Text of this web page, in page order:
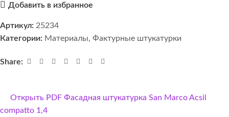
Добавить в избранное
Артикул: 25234
Категории: Материалы, Фактурные штукатурки
Share:
Открыть PDF Фасадная штукатурка San Marco Acsil
compatto 1,4